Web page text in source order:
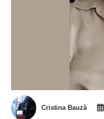
Cristina Bauzà